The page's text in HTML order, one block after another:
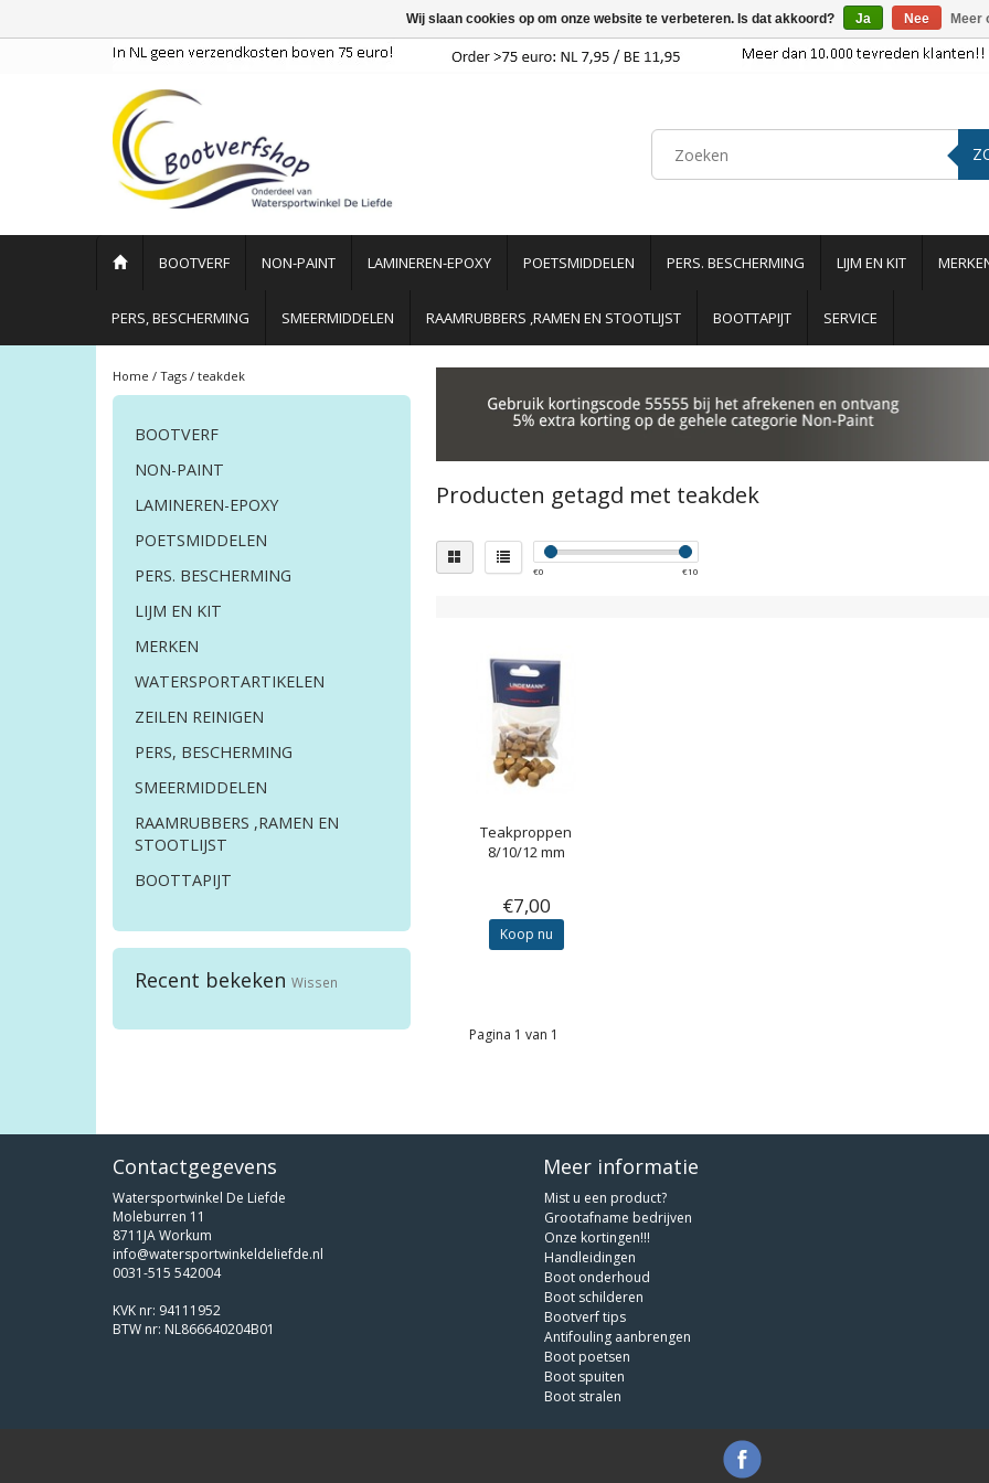
BOOTVERF NON-PAINT LAMINEREN-EPOXY POETSMIDDELEN PERS. BESCHERMING LIJM EN KIT
PERS, BESCHERMING SMEERMIDDELEN RAAMRUBBERS ,RAMEN EN STOOTLIJST BOOTTAPIJT SERVICE
Home / Tags / teakdek
BOOTVERF
NON-PAINT
LAMINEREN-EPOXY
POETSMIDDELEN
PERS. BESCHERMING
LIJM EN KIT
MERKEN
WATERSPORTARTIKELEN
ZEILEN REINIGEN
PERS, BESCHERMING
SMEERMIDDELEN
RAAMRUBBERS ,RAMEN EN
STOOTLIJST
BOOTTAPIJT
Recent bekeken Wissen
Producten getagd met teakdek
€0 €10
Teakproppen
8/10/12 mm
€7,00
Koop nu
Pagina 1 van 1
Contactgegevens
Watersportwinkel De Liefde
Moleburren 11
8711JA Workum
info@watersportwinkeldeliefde.nl
0031-515 542004
KVK nr: 94111952
BTW nr: NL866640204B01
Meer informatie
Mist u een product?
Grootafname bedrijven
Onze kortingen!!!
Handleidingen
Boot onderhoud
Boot schilderen
Bootverf tips
Antifouling aanbrengen
Boot poetsen
Boot spuiten
Boot stralen
Wij slaan cookies op om onze website te verbeteren. Is dat akkoord? Ja Nee Meer